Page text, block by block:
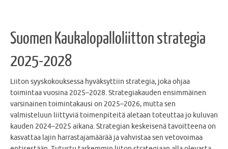
Suomen Kaukalopalloliitton strategia
2025-2028
Liiton syyskokouksessa hyväksyttiin strategia, joka ohjaa
toimintaa vuosina 2025–2028. Strategiakauden ensimmäinen
varsinainen toimintakausi on 2025–2026, mutta sen
valmisteluun liittyviä toimenpiteitä aletaan toteuttaa jo kuluvan
kauden 2024–2025 aikana. Strategian keskeisenä tavoitteena on
kasvattaa lajin harrastajamäärää ja vahvistaa sen vetovoimaa